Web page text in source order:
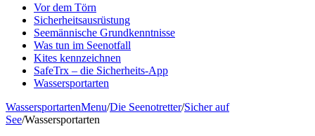
Vor dem Törn
Sicherheitsausrüstung
Seemännische Grundkenntnisse
Was tun im Seenotfall
Kites kennzeichnen
SafeTrx – die Sicherheits-App
Wassersportarten
WassersportartenMenu/Die Seenotretter/Sicher auf
See/Wassersportarten